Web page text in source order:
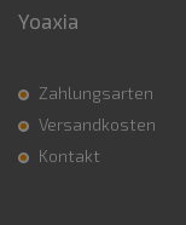
Yoaxia
Zahlungsarten
Versandkosten
Kontakt